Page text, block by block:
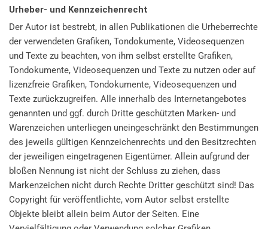
Urheber- und Kennzeichenrecht
Der Autor ist bestrebt, in allen Publikationen die Urheberrechte
der verwendeten Grafiken, Tondokumente, Videosequenzen
und Texte zu beachten, von ihm selbst erstellte Grafiken,
Tondokumente, Videosequenzen und Texte zu nutzen oder auf
lizenzfreie Grafiken, Tondokumente, Videosequenzen und
Texte zurückzugreifen. Alle innerhalb des Internetangebotes
genannten und ggf. durch Dritte geschützten Marken- und
Warenzeichen unterliegen uneingeschränkt den Bestimmungen
des jeweils gültigen Kennzeichenrechts und den Besitzrechten
der jeweiligen eingetragenen Eigentümer. Allein aufgrund der
bloßen Nennung ist nicht der Schluss zu ziehen, dass
Markenzeichen nicht durch Rechte Dritter geschützt sind! Das
Copyright für veröffentlichte, vom Autor selbst erstellte
Objekte bleibt allein beim Autor der Seiten. Eine